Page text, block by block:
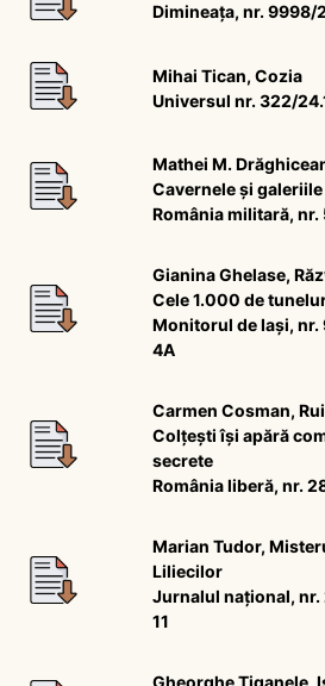
Dimineața, nr. 9998/
Mihai Tican, Cozia
Universul nr. 322/
Mathei M.
Cavernele și
România militară,
Gianina Ghelase,
Cele 1.000 de
Monitorul de Iași, nr.
4A
Carmen Cosman,
Colțești își apără
secrete
România liberă, nr.
Marian Tudor,
Liliecilor
Jurnalul național,
11
Gheorghe Țiganele,